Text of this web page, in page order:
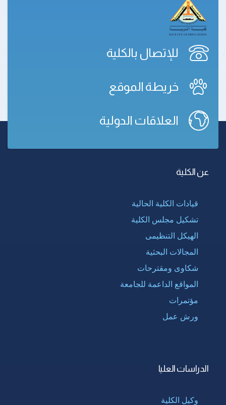
للإتصال بالكلية
خريطة الموقع
العلاقات الدولية
عن الكلية
قيادات الكلية الحالية
تشكيل مجلس الكلية
الهيكل التنظيمى
المجالات البحثية
شكاوى ومقترحات
المواقع الداعمة للجامعة
مؤتمرات
ورش عمل
الدراسات العليا
وكيل الكلية